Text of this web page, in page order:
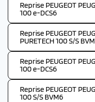
Reprise PEUGEOT
100 e-DCS6
Reprise PEUGEOT
PURETECH 100 S/S
Reprise PEUGEOT
100 e-DCS6
Reprise PEUGEOT
100 S/S BVM6